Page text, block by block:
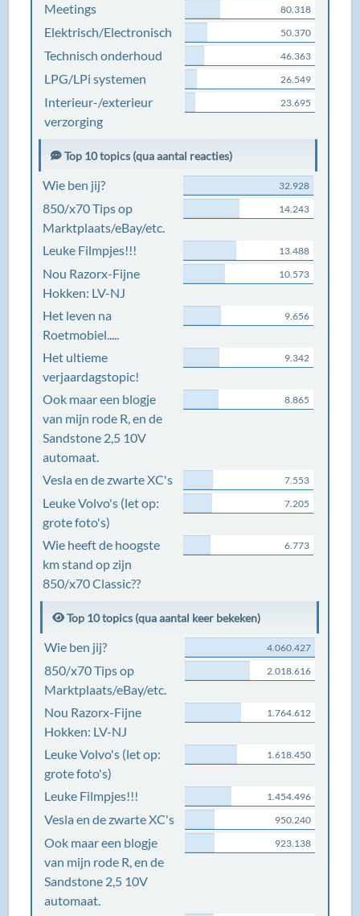
Meetings 80.318
Elektrisch/Electronisch 50.370
Technisch onderhoud 46.363
LPG/LPi systemen 26.549
Interieur-/exterieur
verzorging
23.695
Top 10 topics (qua aantal reacties)
Wie ben jij? 32.928
850/x70 Tips op
Marktplaats/eBay/etc.
14.243
Leuke Filmpjes!!! 13.488
Nou Razorx-Fijne
Hokken: LV-NJ
10.573
Het leven na
Roetmobiel.....
9.656
Het ultieme
verjaardagstopic!
9.342
Ook maar een blogje
van mijn rode R, en de
Sandstone 2,5 10V
automaat.
8.865
Vesla en de zwarte XC's 7.553
Leuke Volvo's (let op:
grote foto's)
7.205
Wie heeft de hoogste
km stand op zijn
850/x70 Classic??
6.773
Top 10 topics (qua aantal keer bekeken)
Wie ben jij? 4.060.427
850/x70 Tips op
Marktplaats/eBay/etc.
2.018.616
Nou Razorx-Fijne
Hokken: LV-NJ
1.764.612
Leuke Volvo's (let op:
grote foto's)
1.618.450
Leuke Filmpjes!!! 1.454.496
Vesla en de zwarte XC's 950.240
Ook maar een blogje
van mijn rode R, en de
Sandstone 2,5 10V
automaat.
923.138